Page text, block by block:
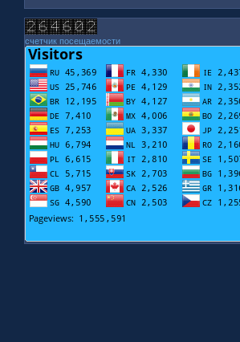
счетчик посещаемости